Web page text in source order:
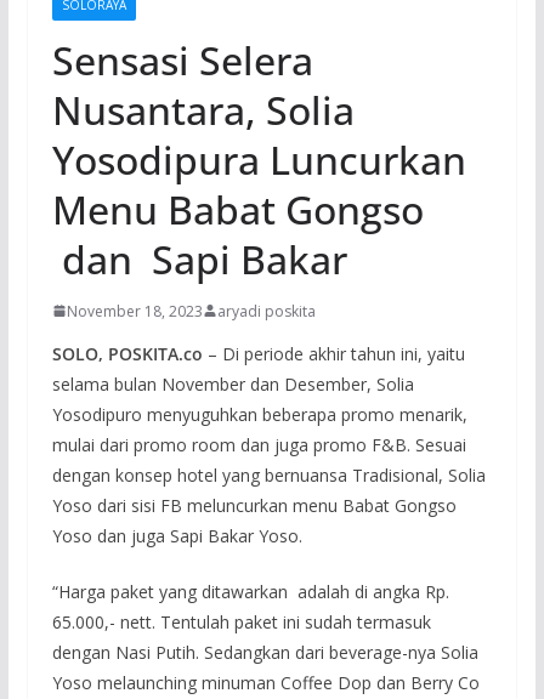
SOLORAYA
Sensasi Selera
Nusantara, Solia
Yosodipura Luncurkan
Menu Babat Gongso
dan Sapi Bakar
November 18, 2023 aryadi poskita
SOLO, POSKITA.co – Di periode akhir tahun ini, yaitu
selama bulan November dan Desember, Solia
Yosodipuro menyuguhkan beberapa promo menarik,
mulai dari promo room dan juga promo F&B. Sesuai
dengan konsep hotel yang bernuansa Tradisional, Solia
Yoso dari sisi FB meluncurkan menu Babat Gongso
Yoso dan juga Sapi Bakar Yoso.
“Harga paket yang ditawarkan adalah di angka Rp.
65.000,- nett. Tentulah paket ini sudah termasuk
dengan Nasi Putih. Sedangkan dari beverage-nya Solia
Yoso melaunching minuman Coffee Dop dan Berry Co